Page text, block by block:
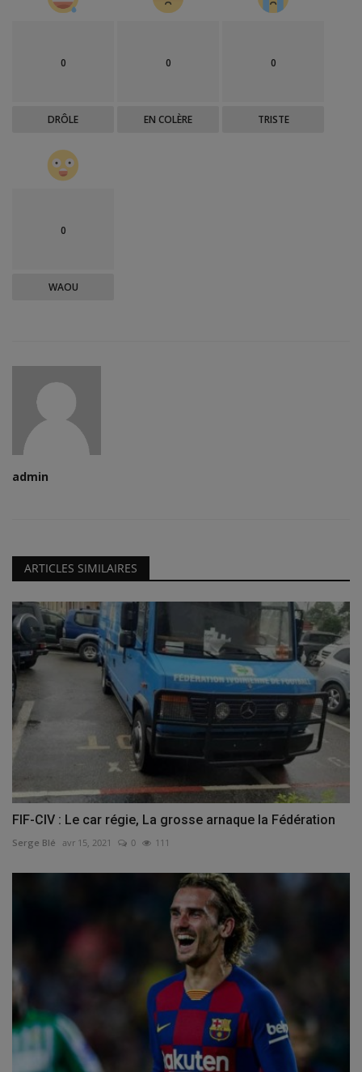
0
DRÔLE
0
EN COLÈRE
0
TRISTE
0
WAOU
admin
ARTICLES SIMILAIRES
FIF-CIV : Le car régie, La grosse arnaque la Fédération
Serge Blé avr 15, 2021 0 111